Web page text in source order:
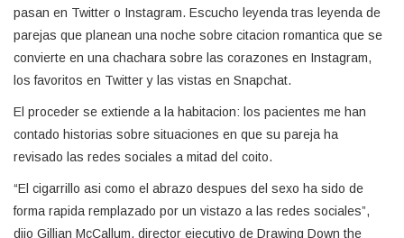
pasan en Twitter o Instagram. Escucho leyenda tras leyenda de
parejas que planean una noche sobre citacion romantica que se
convierte en una chachara sobre las corazones en Instagram,
los favoritos en Twitter y las vistas en Snapchat.
El proceder se extiende a la habitacion: los pacientes me han
contado historias sobre situaciones en que su pareja ha
revisado las redes sociales a mitad del coito.
“El cigarrillo asi­ como el abrazo despues del sexo ha sido de
forma rapida remplazado por un vistazo a las redes sociales”,
dijo Gillian McCallum, director ejecutivo de Drawing Down the